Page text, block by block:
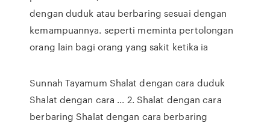
dengan duduk atau berbaring sesuai dengan
kemampuannya. seperti meminta pertolongan
orang lain bagi orang yang sakit ketika ia
Sunnah Tayamum Shalat dengan cara duduk
Shalat dengan cara ... 2. Shalat dengan cara
berbaring Shalat dengan cara berbaring